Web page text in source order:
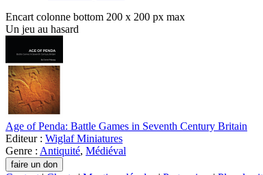
Encart colonne bottom 200 x 200 px max
Un jeu au hasard
Age of Penda: Battle Games in Seventh Century Britain
Editeur : Wiglaf Miniatures
Genre : Antiquité, Médiéval